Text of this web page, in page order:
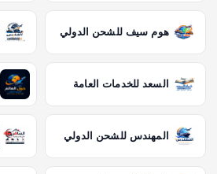
هوم سيف للشحن الدولي
السعد للخدمات العامة
المهندس للشحن الدولي